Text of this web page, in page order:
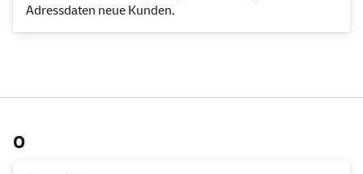
Adressdaten neue Kunden.
O